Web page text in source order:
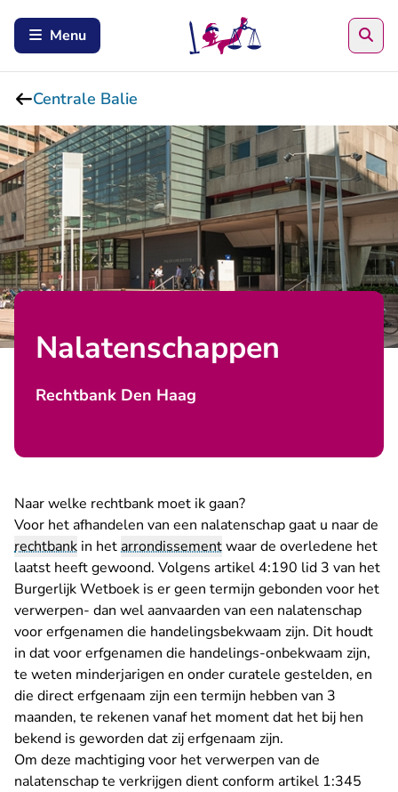
Menu
Centrale Balie
Nalatenschappen
Rechtbank Den Haag
Naar welke rechtbank moet ik gaan?
Voor het afhandelen van een nalatenschap gaat u naar de
rechtbank in hetarrondissementwaar de overledene het
laatst heeft gewoond. Volgens artikel 4:190 lid 3 van het
Burgerlijk Wetboek is er geen termijn gebonden voor het
verwerpen- dan wel aanvaarden van een nalatenschap
voor erfgenamen die handelingsbekwaam zijn. Dit houdt
in dat voor erfgenamen die handelings-onbekwaam zijn,
te weten minderjarigen en onder curatele gestelden, en
die direct erfgenaam zijn een termijn hebben van 3
maanden, te rekenen vanaf het moment dat het bij hen
bekend is geworden dat zij erfgenaam zijn.
Om deze machtiging voor het verwerpen van de
nalatenschap te verkrijgen dient conform artikel 1:345